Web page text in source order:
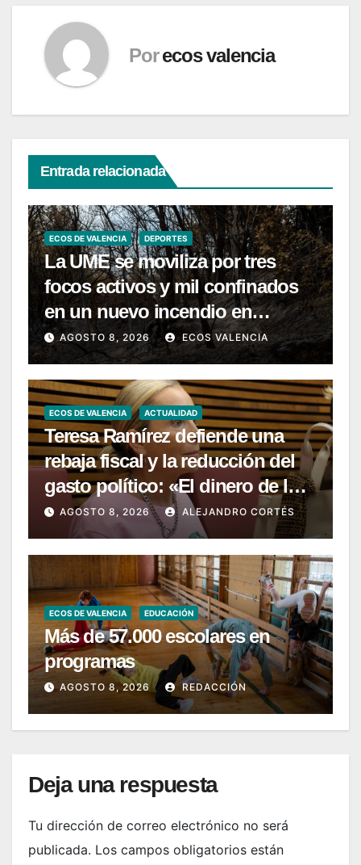
Por ecos valencia
Entrada relacionada
ECOS DE VALENCIA DEPORTES
La UME se moviliza por tres
focos activos y mil confinados
en un nuevo incendio en
Castellón
AGOSTO 8, 2026 ECOS VALENCIA
ECOS DE VALENCIA ACTUALIDAD
Teresa Ramírez defiende una
rebaja fiscal y la reducción del
gasto político: «El dinero de los
valencianos es de los
valencianos»
AGOSTO 8, 2026 ALEJANDRO CORTÉS
ECOS DE VALENCIA EDUCACIÓN
Más de 57.000 escolares en
programas
AGOSTO 8, 2026 REDACCIÓN
Deja una respuesta
Tu dirección de correo electrónico no será
publicada. Los campos obligatorios están